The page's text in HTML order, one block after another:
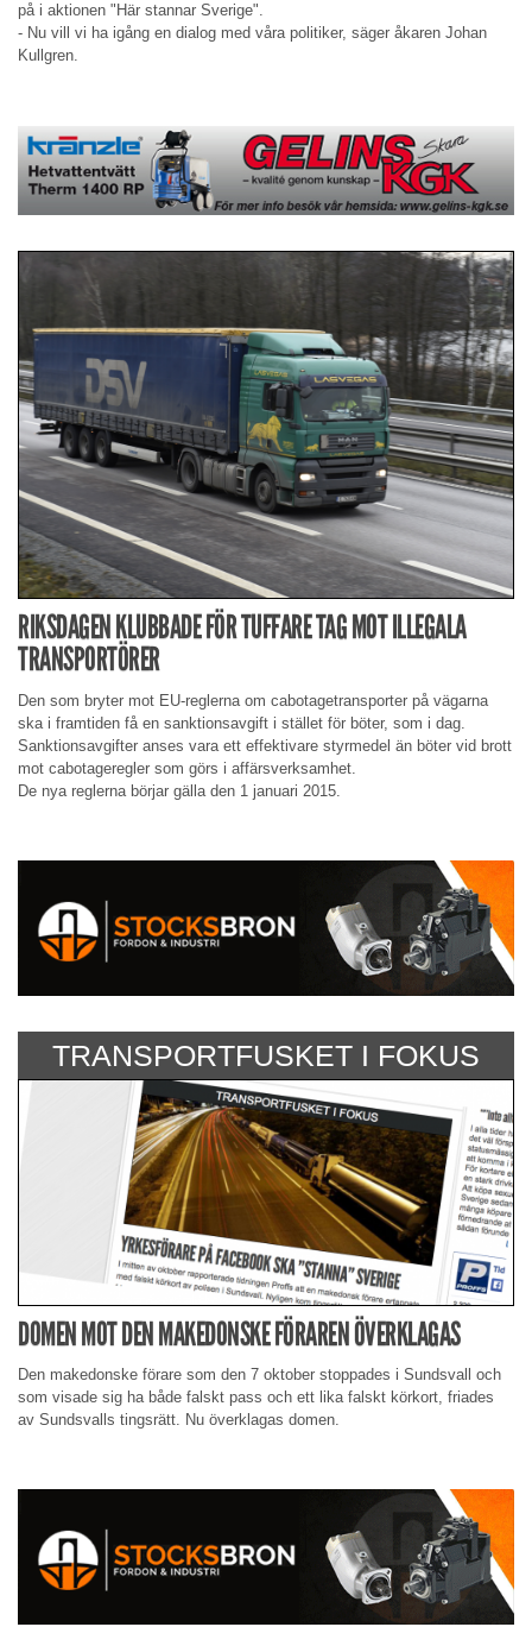
på i aktionen "Här stannar Sverige".
- Nu vill vi ha igång en dialog med våra politiker, säger åkaren Johan
Kullgren.
RIKSDAGEN KLUBBADE FÖR TUFFARE TAG MOT ILLEGALA
TRANSPORTÖRER
Den som bryter mot EU-reglerna om cabotagetransporter på vägarna
ska i framtiden få en sanktionsavgift i stället för böter, som i dag.
Sanktionsavgifter anses vara ett effektivare styrmedel än böter vid brott
mot cabotageregler som görs i affärsverksamhet.
De nya reglerna börjar gälla den 1 januari 2015.
TRANSPORTFUSKET I FOKUS
DOMEN MOT DEN MAKEDONSKE FÖRAREN ÖVERKLAGAS
Den makedonske förare som den 7 oktober stoppades i Sundsvall och
som visade sig ha både falskt pass och ett lika falskt körkort, friades
av Sundsvalls tingsrätt. Nu överklagas domen.